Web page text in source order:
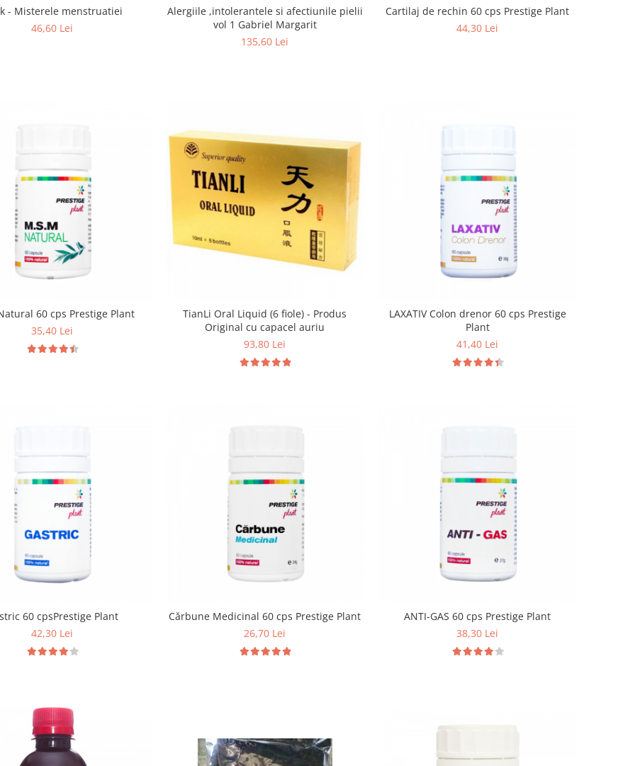
- Misterele menstruatiei
46,60 Lei
Alergiile ,intolerantele si afectiunile pielii
vol 1 Gabriel Margarit
135,60 Lei
Cartilaj de rechin 60 cps Prestige Plant
44,30 Lei
60 cps Prestige Plant
35,40 Lei
TianLi Oral Liquid (6 fiole) - Produs
Original cu capacel auriu
93,80 Lei
LAXATIV Colon drenor 60 cps Prestige
Plant
41,40 Lei
60 cpsPrestige Plant
42,30 Lei
Cărbune Medicinal 60 cps Prestige Plant
26,70 Lei
ANTI-GAS 60 cps Prestige Plant
38,30 Lei